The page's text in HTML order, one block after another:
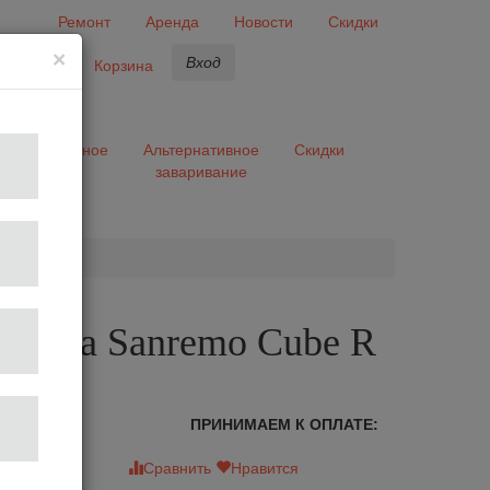
Ремонт Аренда Новости
Скидки
Корзина Вход
Разное
Альтернативное
заваривание
Скидки
Sanremo Cube R
ПРИНИМАЕМ К ОПЛАТЕ:
Сравнить
Нравится
×